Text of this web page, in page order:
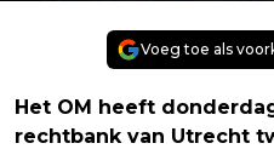
Voeg toe als
Het OM heeft
rechtbank van Utrecht